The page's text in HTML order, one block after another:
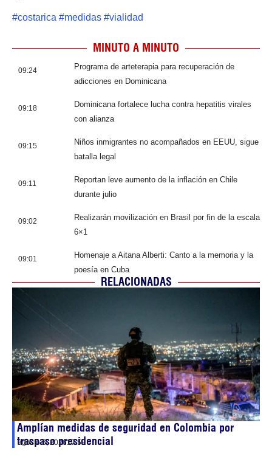
#costarica #medidas #vialidad
MINUTO A MINUTO
09:24
Programa de arteterapia para recuperación de
adicciones en Dominicana
09:18
Dominicana fortalece lucha contra hepatitis virales
con alianza
09:15
Niños inmigrantes no acompañados en EEUU, sigue
batalla legal
09:11
Reportan leve aumento de la inflación en Chile
durante julio
09:02
Realizarán movilización en Brasil por fin de la escala
6×1
09:01
Homenaje a Aitana Alberti: Canto a la memoria y la
poesía en Cuba
RELACIONADAS
Amplían medidas de seguridad en Colombia por
traspaso presidencial
agosto 6, 202617:58